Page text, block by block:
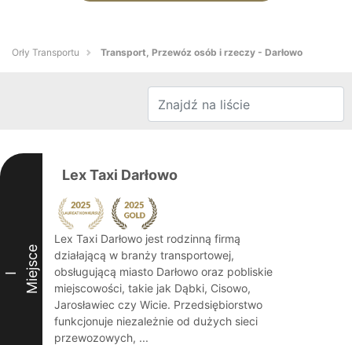
Orły Transportu Transport, Przewóz osób i rzeczy - Darłowo
I Miejsce
Lex Taxi Darłowo
Lex Taxi Darłowo jest rodzinną firmą
działającą w branży transportowej,
obsługującą miasto Darłowo oraz pobliskie
miejscowości, takie jak Dąbki, Cisowo,
Jarosławiec czy Wicie. Przedsiębiorstwo
funkcjonuje niezależnie od dużych sieci
przewozowych, ...